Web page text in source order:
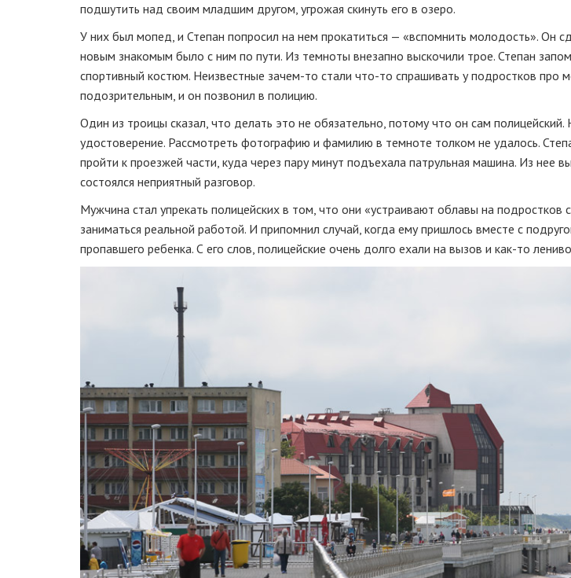
подшутить над своим младшим другом, угрожая скинуть его в озеро.
У них был мопед, и Степан попросил на нем прокатиться — «вспомнить молодость». Он
новым знакомым было с ним по пути. Из темноты внезапно выскочили трое. Степан
спортивный костюм. Неизвестные зачем-то стали что-то спрашивать у подростков про
подозрительным, и он позвонил в полицию.
Один из троицы сказал, что делать это не обязательно, потому что он сам полицейский.
удостоверение. Рассмотреть фотографию и фамилию в темноте толком не удалось.
пройти к проезжей части, куда через пару минут подъехала патрульная машина. Из нее
состоялся неприятный разговор.
Мужчина стал упрекать полицейских в том, что они «устраивают облавы на
заниматься реальной работой. И припомнил случай, когда ему пришлось вместе с
пропавшего ребенка. С его слов, полицейские очень долго ехали на вызов и как-то